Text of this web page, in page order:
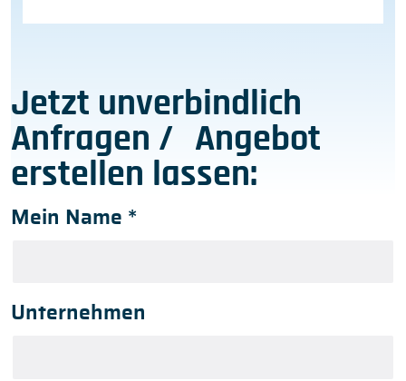
Jetzt unverbindlich
Anfragen / Angebot
erstellen lassen:
Mein Name *
Unternehmen